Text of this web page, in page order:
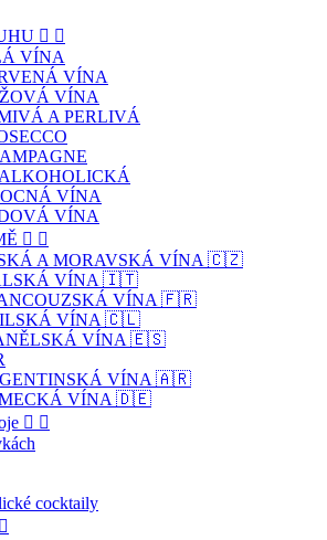
 
VÍNA
VÍNA
VÍNA
A PERLIVÁ
VÍNA
VÍNA
 
A MORAVSKÁ VÍNA 🇨🇿
VÍNA 🇮🇹
VÍNA 🇫🇷
VÍNA 🇨🇱
VÍNA 🇪🇸
VÍNA 🇦🇷
VÍNA 🇩🇪
 
cocktaily
